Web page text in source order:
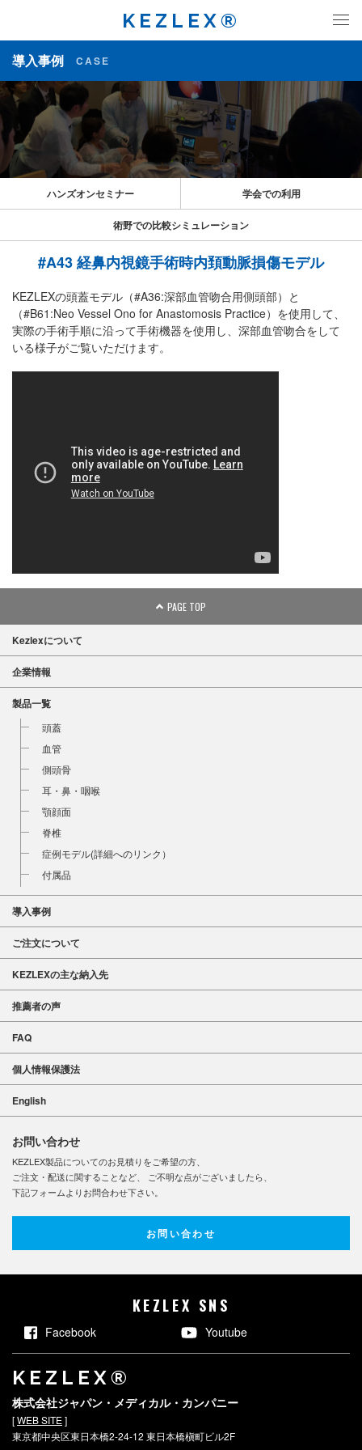
KEZLEX®
導入事例 CASE
ハンズオンセミナー 学会での利用
術野での比較シミュレーション
#A43 経鼻内視鏡手術時内頚動脈損傷モデル
KEZLEXの頭蓋モデル（#A36:深部血管吻合用側頭部）と
（#B61:Neo Vessel Ono for Anastomosis Practice）を使用して、
実際の手術手順に沿って手術機器を使用し、深部血管吻合をして
いる様子がご覧いただけます。
PAGE TOP
Kezlexについて
企業情報
製品一覧
頭蓋
血管
側頭骨
耳・鼻・咽喉
顎顔面
脊椎
症例モデル(詳細へのリンク）
付属品
導入事例
ご注文について
KEZLEXの主な納入先
推薦者の声
FAQ
個人情報保護法
English
お問い合わせ
KEZLEX製品についてのお見積りをご希望の方、
ご注文・配送に関することなど、 ご不明な点がございましたら、
下記フォームよりお問合わせ下さい。
お問い合わせ
KEZLEX SNS
Facebook Youtube
KEZLEX®
株式会社ジャパン・メディカル・カンパニー
[WEB SITE]
東京都中央区東日本橋2-24-12 東日本橋槇町ビル2F